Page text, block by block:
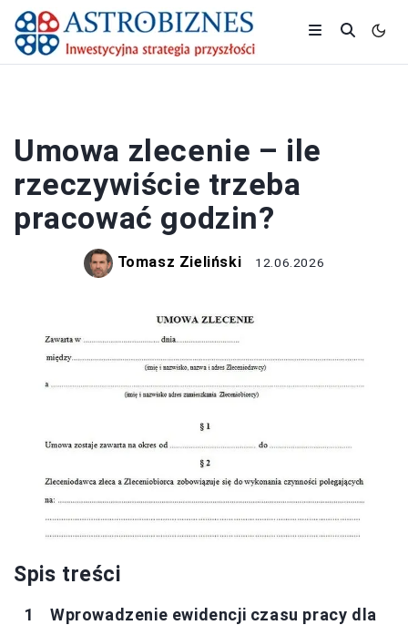
Umowa zlecenie – ile
rzeczywiście trzeba
pracować godzin?
Tomasz Zieliński 12.06.2026
Spis treści
Wprowadzenie ewidencji czasu pracy dla